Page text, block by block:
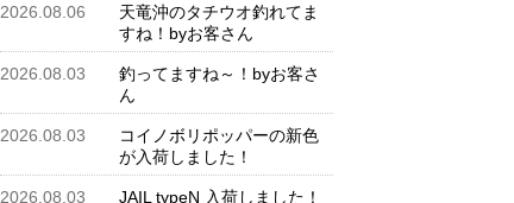
2026.08.06
天竜沖のタチウオ釣れてま
すね！byお客さん
2026.08.03
釣ってますね～！byお客さ
ん
2026.08.03
コイノボリポッパーの新色
が入荷しました！
2026.08.03 JAIL typeN 入荷しました！